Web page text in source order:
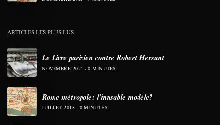
ARTICLES LES PLUS LUS
Le Livre parisien contre Robert Hersant
NOVEMBRE 2025 8 MINUTES
Rome métropole: l’inusable modèle?
JUILLET 2018 8 MINUTES